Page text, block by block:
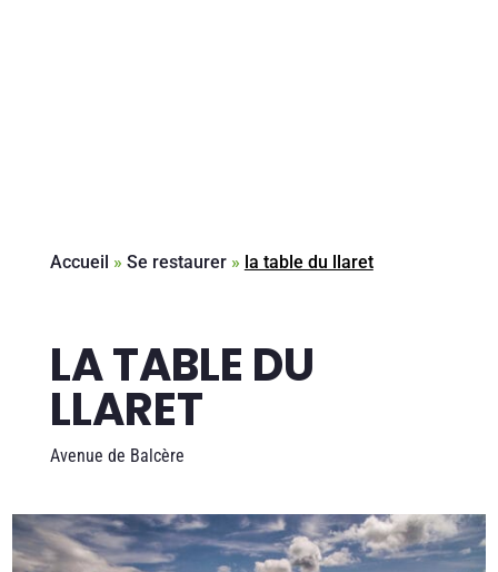
Accueil » Se restaurer» la table du llaret
LA TABLE DU
LLARET
Avenue de Balcère